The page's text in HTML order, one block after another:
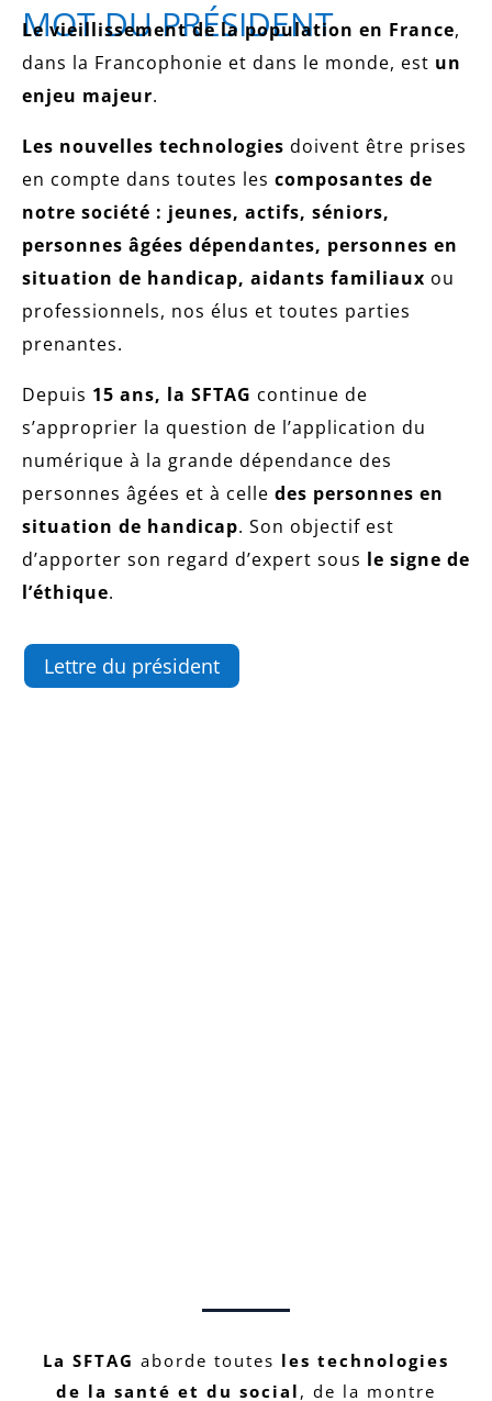
MOT DU PRÉSIDENT
Le vieillissement de la population en France,
dans la Francophonie et dans le monde, est un
enjeu majeur.
Les nouvelles technologies doivent être prises
en compte dans toutes les composantes de
notre société : jeunes, actifs, séniors,
personnes âgées dépendantes, personnes en
situation de handicap, aidants familiaux ou
professionnels, nos élus et toutes parties
prenantes.
Depuis 15 ans, la SFTAG continue de
s’approprier la question de l’application du
numérique à la grande dépendance des
personnes âgées et à celle des personnes en
situation de handicap. Son objectif est
d’apporter son regard d’expert sous le signe de
l’éthique.
Lettre du président
La SFTAG aborde toutes les technologies
de la santé et du social , de la montre